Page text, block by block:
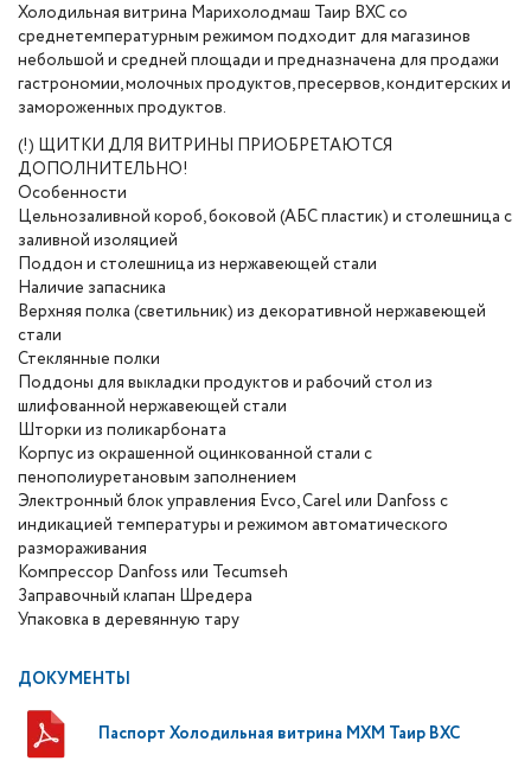
Холодильная витрина Марихолодмаш Таир ВХС со
среднетемпературным режимом подходит для магазинов
небольшой и средней площади и предназначена для продажи
гастрономии, молочных продуктов, пресервов, кондитерских и
замороженных продуктов.
(!) ЩИТКИ ДЛЯ ВИТРИНЫ ПРИОБРЕТАЮТСЯ
ДОПОЛНИТЕЛЬНО!
Особенности
Цельнозаливной короб, боковой (АБС пластик) и столешница с
заливной изоляцией
Поддон и столешница из нержавеющей стали
Наличие запасника
Верхняя полка (светильник) из декоративной нержавеющей
стали
Стеклянные полки
Поддоны для выкладки продуктов и рабочий стол из
шлифованной нержавеющей стали
Шторки из поликарбоната
Корпус из окрашенной оцинкованной стали с
пенополиуретановым заполнением
Электронный блок управления Evco, Carel или Danfoss с
индикацией температуры и режимом автоматического
размораживания
Компрессор Danfoss или Tecumseh
Заправочный клапан Шредера
Упаковка в деревянную тару
ДОКУМЕНТЫ
Паспорт Холодильная витрина МХМ Таир ВХС